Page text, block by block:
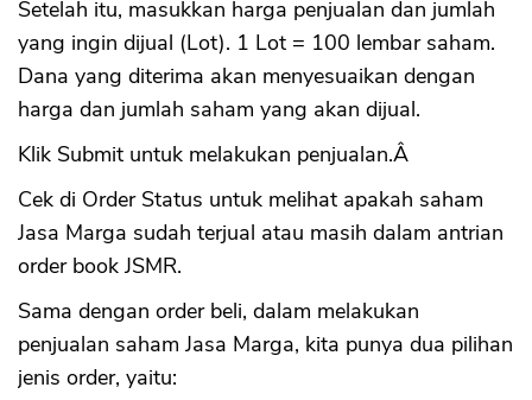
Setelah itu, masukkan harga penjualan dan jumlah
yang ingin dijual (Lot). 1 Lot = 100 lembar saham.
Dana yang diterima akan menyesuaikan dengan
harga dan jumlah saham yang akan dijual.
Klik Submit untuk melakukan penjualan.Â
Cek di Order Status untuk melihat apakah saham
Jasa Marga sudah terjual atau masih dalam antrian
order book JSMR.
Sama dengan order beli, dalam melakukan
penjualan saham Jasa Marga, kita punya dua pilihan
jenis order, yaitu: